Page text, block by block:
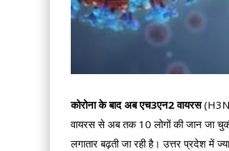
कोरोना के बाद अब एच3एन2 वायरस
वायरस से अब तक 10 लोगों की जान जा
लगातार बढ़ती जा रही है। उत्तर प्रदेश में